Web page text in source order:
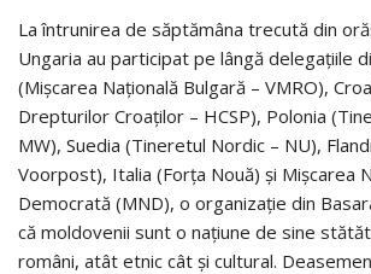
La întrunirea de săptămâna trecută din
Ungaria au participat pe lângă delegaţiile
(Mişcarea Naţională Bulgară – VMRO),
Drepturilor Croaţilor – HCSP), Polonia
MW), Suedia (Tineretul Nordic – NU),
Voorpost), Italia (Forţa Nouă) şi Mişcarea
Democrată (MND), o organizaţie din
că moldovenii sunt o naţiune de sine
români, atât etnic cât şi cultural.